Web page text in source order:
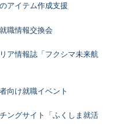
アイテム作成支援
職情報交換会
ア情報誌「フクシマ未来航
向け就職イベント
ングサイト「ふくしま就活